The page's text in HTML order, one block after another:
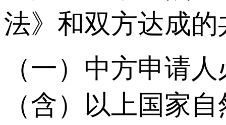
法》和双方达成
（一）中方申请
（含）以上国家